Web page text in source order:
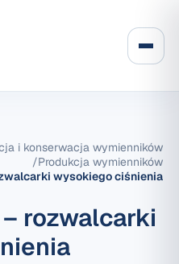
i konserwacja wymienników
/Produkcja wymienników
wysokiego ciśnienia
rozwalcarki